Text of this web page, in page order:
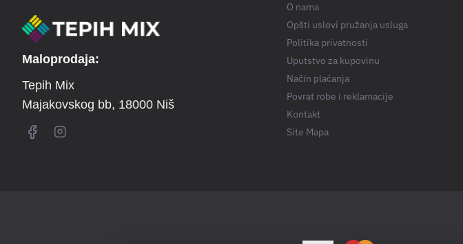
Maloprodaja:
Tepih Mix
Majakovskog bb, 18000 Niš
O nama
Opšti uslovi pružanja usluga
Politika privatnosti
Uputstvo za kupovinu
Način plaćanja
Povrat robe i reklamacije
Kontakt
Site Mapa